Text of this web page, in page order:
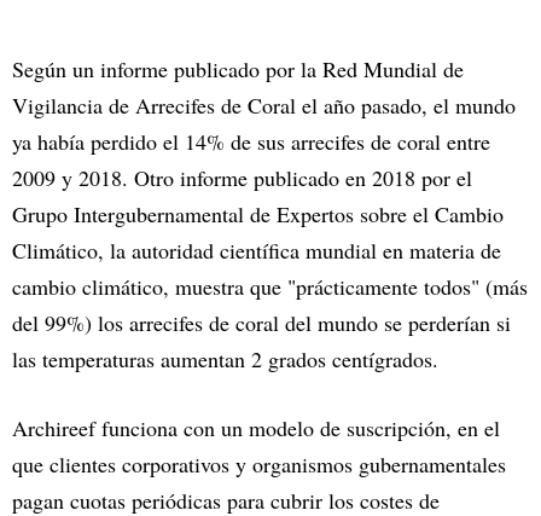
Según un informe publicado por la Red Mundial de
Vigilancia de Arrecifes de Coral el año pasado, el mundo
ya había perdido el 14% de sus arrecifes de coral entre
2009 y 2018. Otro informe publicado en 2018 por el
Grupo Intergubernamental de Expertos sobre el Cambio
Climático, la autoridad científica mundial en materia de
cambio climático, muestra que "prácticamente todos" (más
del 99%) los arrecifes de coral del mundo se perderían si
las temperaturas aumentan 2 grados centígrados.
Archireef funciona con un modelo de suscripción, en el
que clientes corporativos y organismos gubernamentales
pagan cuotas periódicas para cubrir los costes de